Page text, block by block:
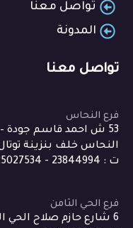
تواصل معنا
المدونة
تواصل معنا
فرع النحاس
53 ش احمد قاسم
النحاس خلف بنزينة
ت : 23844994 - 01025027534
فرع الحي الثامن
6 شارع حازم صلاح الحي الثامن منطقة 11 بلوك 11 مدينة نصر.